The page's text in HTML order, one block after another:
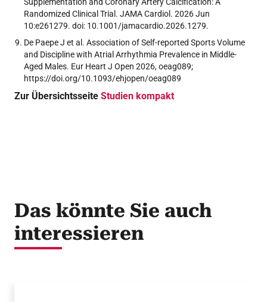
Randomized Clinical Trial. JAMA Cardiol. 2026 Jun
10:e261279. doi: 10.1001/jamacardio.2026.1279.
De Paepe J et al. Association of Self-reported Sports Volume
and Discipline with Atrial Arrhythmia Prevalence in Middle-
Aged Males. Eur Heart J Open 2026, oeag089;
https://doi.org/10.1093/ehjopen/oeag089
Zur Übersichtsseite Studien kompakt
Das könnte Sie auch
interessieren